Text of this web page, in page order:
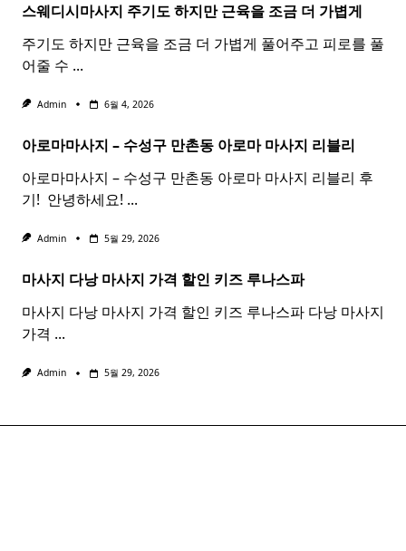
스웨디시마사지 주기도 하지만 근육을 조금 더 가볍게
주기도 하지만 근육을 조금 더 가볍게 풀어주고 피로를 풀
어줄 수 ...
Admin 6월 4, 2026
아로마마사지 – 수성구 만촌동 아로마 마사지 리블리
아로마마사지 – 수성구 만촌동 아로마 마사지 리블리 후
기! ​ 안녕하세요! ...
Admin 5월 29, 2026
마사지 다낭마사지 가격 할인 키즈 루나스파
마사지 다낭 마사지 가격 할인 키즈 루나스파 다낭 마사지
가격 ...
Admin 5월 29, 2026